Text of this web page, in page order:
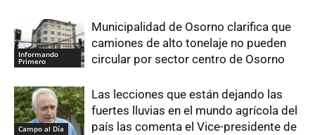
Informando
Primero
Municipalidad de Osorno clarifica que
camiones de alto tonelaje no pueden
circular por sector centro de Osorno
Campo al Día
Las lecciones que están dejando las
fuertes lluvias en el mundo agrícola del
país las comenta el Vice-presidente de